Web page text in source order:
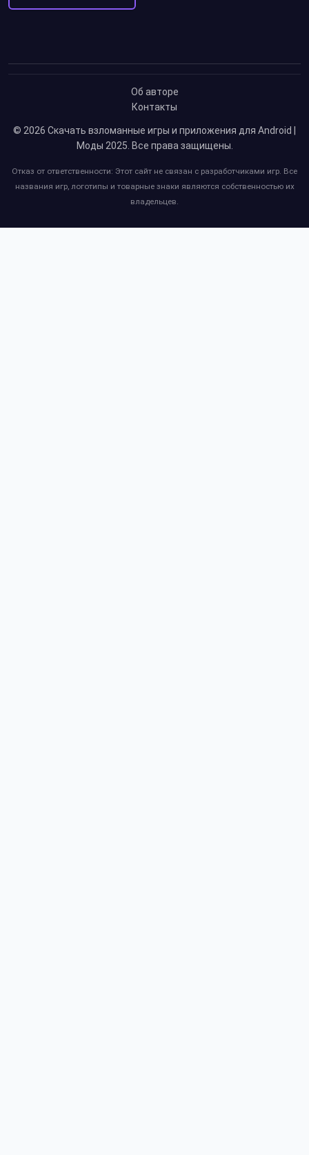
Об авторе
Контакты
© 2026 Скачать взломанные игры и приложения для Android |
Моды 2025. Все права защищены.
Отказ от ответственности: Этот сайт не связан с разработчиками игр. Все
названия игр, логотипы и товарные знаки являются собственностью их
владельцев.